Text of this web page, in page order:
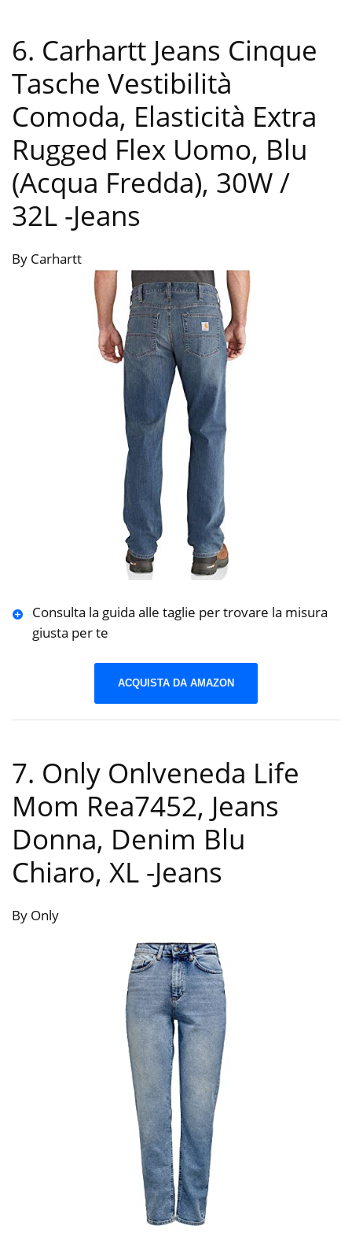
6. Carhartt Jeans Cinque
Tasche Vestibilità
Comoda, Elasticità Extra
Rugged Flex Uomo, Blu
(Acqua Fredda), 30W /
32L -Jeans
By Carhartt
Consulta la guida alle taglie per trovare la misura
giusta per te
ACQUISTA DA AMAZON
7. Only Onlveneda Life
Mom Rea7452, Jeans
Donna, Denim Blu
Chiaro, XL -Jeans
By Only